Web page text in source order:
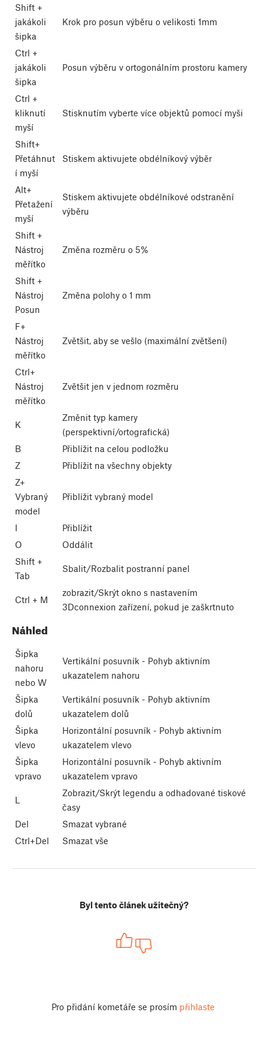
Shift +
jakákoli
šipka
Krok pro posun výběru o velikosti 1mm
Ctrl +
jakákoli
šipka
Posun výběru v ortogonálním prostoru kamery
Ctrl +
kliknutí
myší
Stisknutím vyberte více objektů pomocí myši
Shift+
Přetáhnut
í myší
Stiskem aktivujete obdélníkový výběr
Alt+
Přetažení
myší
Stiskem aktivujete obdélníkové odstranění
výběru
Shift +
Nástroj
měřítko
Změna rozměru o 5%
Shift +
Nástroj
Posun
Změna polohy o 1 mm
F+
Nástroj
měřítko
Zvětšit, aby se vešlo (maximální zvětšení)
Ctrl+
Nástroj
měřítko
Zvětšit jen v jednom rozměru
K
Změnit typ kamery
(perspektivní/ortografická)
B
Přiblížit na celou podložku
Z
Přiblížit na všechny objekty
Z+
Vybraný
model
Přiblížit vybraný model
I
Přiblížit
O
Oddálit
Shift +
Tab
Sbalit/Rozbalit postranní panel
Ctrl + M
zobrazit/Skrýt okno s nastavením
3Dconnexion zařízení, pokud je zaškrtnuto
Náhled
Šipka
nahoru
nebo W
Vertikální posuvník - Pohyb aktivním
ukazatelem nahoru
Šipka
dolů
Vertikální posuvník - Pohyb aktivním
ukazatelem dolů
Šipka
vlevo
Horizontální posuvník - Pohyb aktivním
ukazatelem vlevo
Šipka
vpravo
Horizontální posuvník - Pohyb aktivním
ukazatelem vpravo
L
Zobrazit/Skrýt legendu a odhadované tiskové
časy
Del
Smazat vybrané
Ctrl+Del
Smazat vše
Byl tento článek užitečný?
Pro přidání kometáře se prosím přihlaste